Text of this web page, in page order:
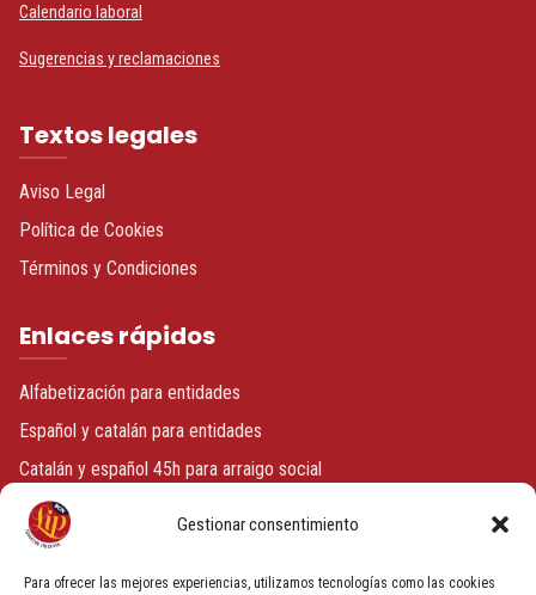
Gestionar consentimiento
Para ofrecer las mejores experiencias, utilizamos tecnologías como las cookies
Calendario laboral
Sugerencias y reclamaciones
Textos legales
Aviso Legal
Política de Cookies
Términos y Condiciones
Enlaces rápidos
Alfabetización para entidades
Español y catalán para entidades
Catalán y español 45h para arraigo social
Español o catalán + voluntariado
Contacto